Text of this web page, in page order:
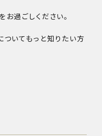
過ごしください。
いてもっと知りたい方